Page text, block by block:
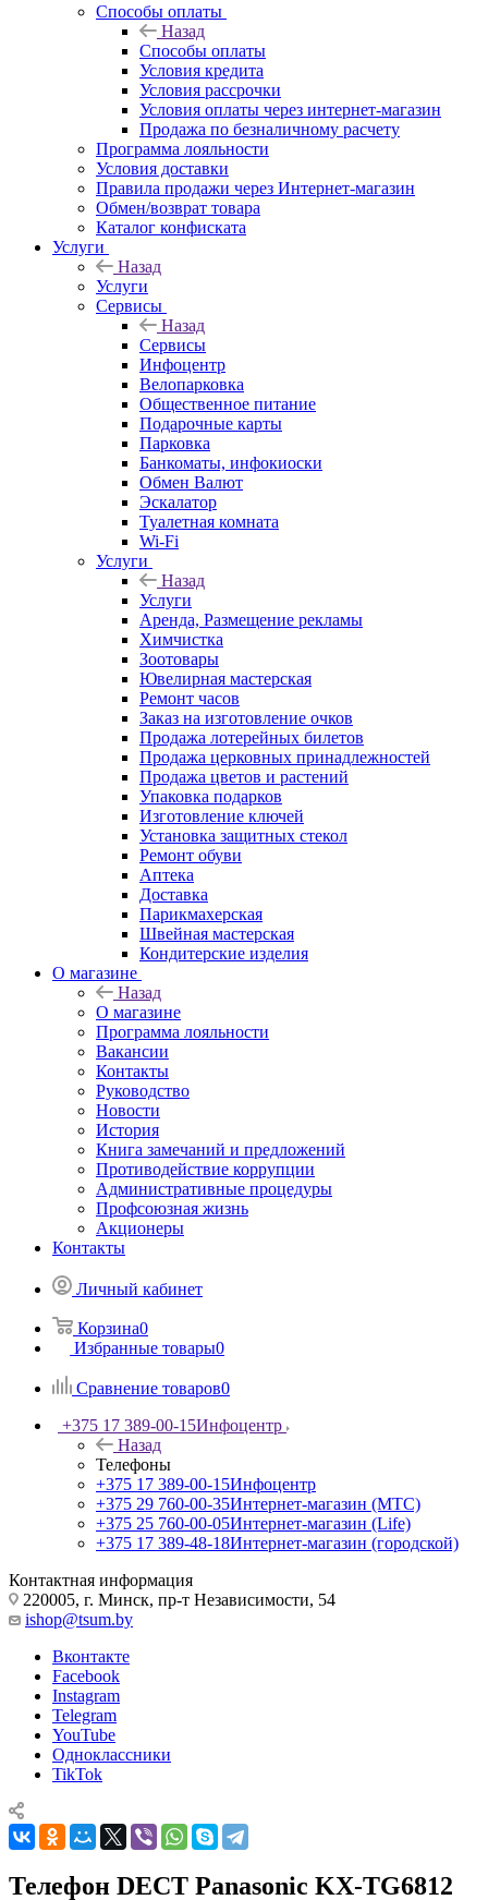
Способы оплаты
Назад
Способы оплаты
Условия кредита
Условия рассрочки
Условия оплаты через интернет-магазин
Продажа по безналичному расчету
Программа лояльности
Условия доставки
Правила продажи через Интернет-магазин
Обмен/возврат товара
Каталог конфиската
Услуги
Назад
Услуги
Сервисы
Назад
Сервисы
Инфоцентр
Велопарковка
Общественное питание
Подарочные карты
Парковка
Банкоматы, инфокиоски
Обмен Валют
Эскалатор
Туалетная комната
Wi-Fi
Услуги
Назад
Услуги
Аренда, Размещение рекламы
Химчистка
Зоотовары
Ювелирная мастерская
Ремонт часов
Заказ на изготовление очков
Продажа лотерейных билетов
Продажа церковных принадлежностей
Продажа цветов и растений
Упаковка подарков
Изготовление ключей
Установка защитных стекол
Ремонт обуви
Аптека
Доставка
Парикмахерская
Швейная мастерская
Кондитерские изделия
О магазине
Назад
О магазине
Программа лояльности
Вакансии
Контакты
Руководство
Новости
История
Книга замечаний и предложений
Противодействие коррупции
Административные процедуры
Профсоюзная жизнь
Акционеры
Контакты
Личный кабинет
Корзина0
Избранные товары0
Сравнение товаров0
+375 17 389-00-15Инфоцентр
Назад
Телефоны
+375 17 389-00-15Инфоцентр
+375 29 760-00-35Интернет-магазин (МТС)
+375 25 760-00-05Интернет-магазин (Life)
+375 17 389-48-18Интернет-магазин (городской)
Контактная информация
220005, г. Минск, пр-т Независимости, 54
ishop@tsum.by
Вконтакте
Facebook
Instagram
Telegram
YouTube
Одноклассники
TikTok
Телефон DECT Panasonic KX-TG6812